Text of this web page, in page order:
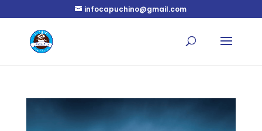
infocapuchino@gmail.com